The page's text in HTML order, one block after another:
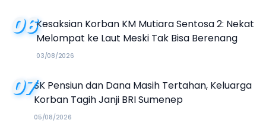
06Kesaksian Korban KM Mutiara Sentosa 2: Nekat
Melompat ke Laut Meski Tak Bisa Berenang
03/08/2026
07SK Pensiun dan Dana Masih Tertahan, Keluarga
Korban Tagih Janji BRI Sumenep
05/08/2026